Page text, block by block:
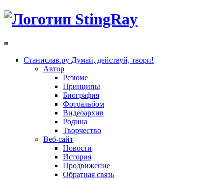
≡
Станислав.ру Думай, действуй, твори!
Автор
Резюме
Принципы
Биография
Фотоальбом
Видеоархив
Родина
Творчество
Веб-сайт
Новости
История
Продвижение
Обратная связь